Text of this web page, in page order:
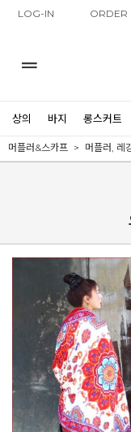
LOG-IN ORDER
상의 바지 롱스커트
머플러&스카프 머플러, 레